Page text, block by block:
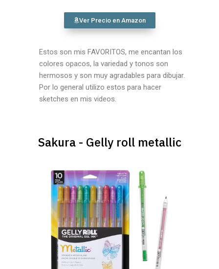
Ver Precio en Amazon
Estos son mis FAVORITOS, me encantan los
colores opacos, la variedad y tonos son
hermosos y son muy agradables para dibujar.
Por lo general utilizo estos para hacer
sketches en mis videos.
Sakura - Gelly roll metallic